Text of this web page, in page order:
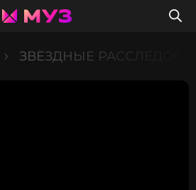
ЗВЁЗДНЫЕ